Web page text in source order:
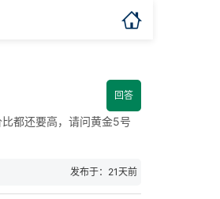

回答
都还要高，请问黄金5号
发布于：21天前